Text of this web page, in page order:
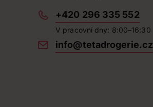
+420 296 335 552
V pracovní dny: 8:00–16:30
info@tetadrogerie.cz